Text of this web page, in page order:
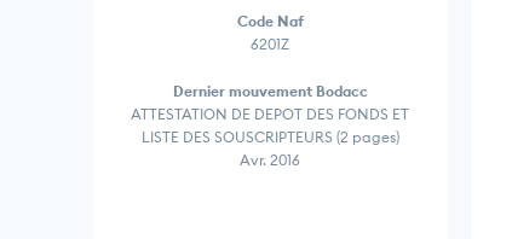
Code Naf
6201Z
Dernier mouvement Bodacc
ATTESTATION DE DEPOT DES FONDS ET
LISTE DES SOUSCRIPTEURS (2 pages)
Avr. 2016